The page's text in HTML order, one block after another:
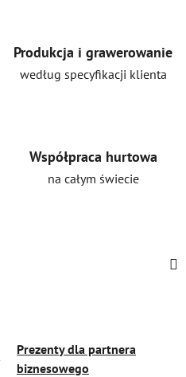
Produkcja i grawerowanie
według specyfikacji klienta
Współpraca hurtowa
na całym świecie
Prezenty dla partnera
biznesowego